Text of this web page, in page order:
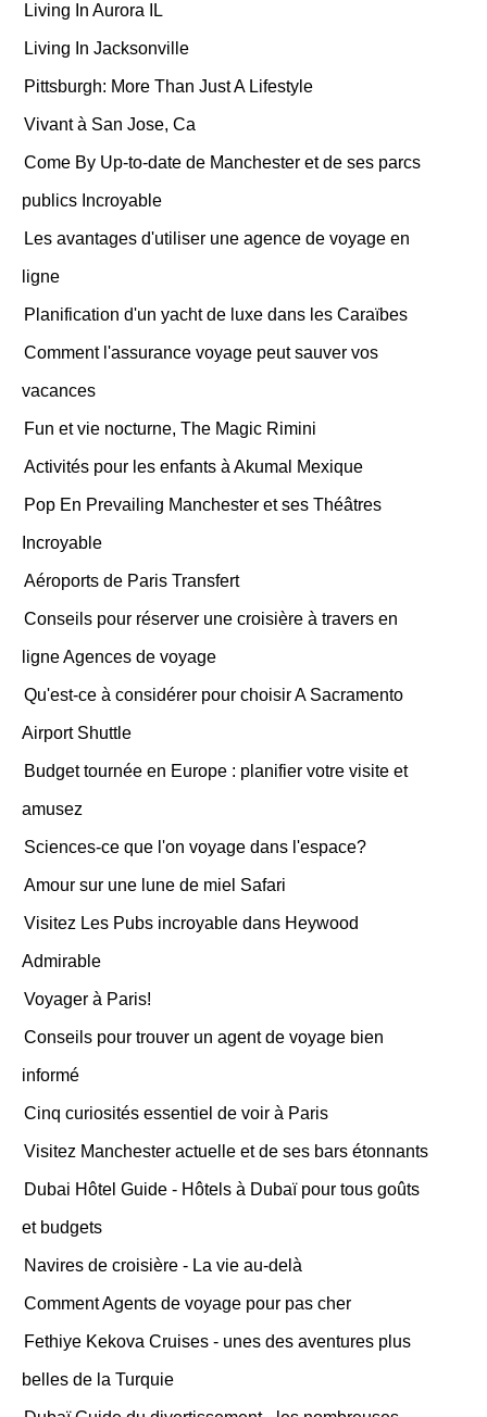
Living In Aurora IL
Living In Jacksonville
Pittsburgh: More Than Just A Lifestyle
Vivant à San Jose, Ca
Come By Up-to-date de Manchester et de ses parcs
publics Incroyable
Les avantages d'utiliser une agence de voyage en
ligne
Planification d'un yacht de luxe dans les Caraïbes
Comment l'assurance voyage peut sauver vos
vacances
Fun et vie nocturne, The Magic Rimini
Activités pour les enfants à Akumal Mexique
Pop En Prevailing Manchester et ses Théâtres
Incroyable
Aéroports de Paris Transfert
Conseils pour réserver une croisière à travers en
ligne Agences de voyage
Qu'est-ce à considérer pour choisir A Sacramento
Airport Shuttle
Budget tournée en Europe : planifier votre visite et
amusez
Sciences-ce que l'on voyage dans l'espace?
Amour sur une lune de miel Safari
Visitez Les Pubs incroyable dans Heywood
Admirable
Voyager à Paris!
Conseils pour trouver un agent de voyage bien
informé
Cinq curiosités essentiel de voir à Paris
Visitez Manchester actuelle et de ses bars étonnants
Dubai Hôtel Guide - Hôtels à Dubaï pour tous goûts
et budgets
Navires de croisière - La vie au-delà
Comment Agents de voyage pour pas cher
Fethiye Kekova Cruises - unes des aventures plus
belles de la Turquie